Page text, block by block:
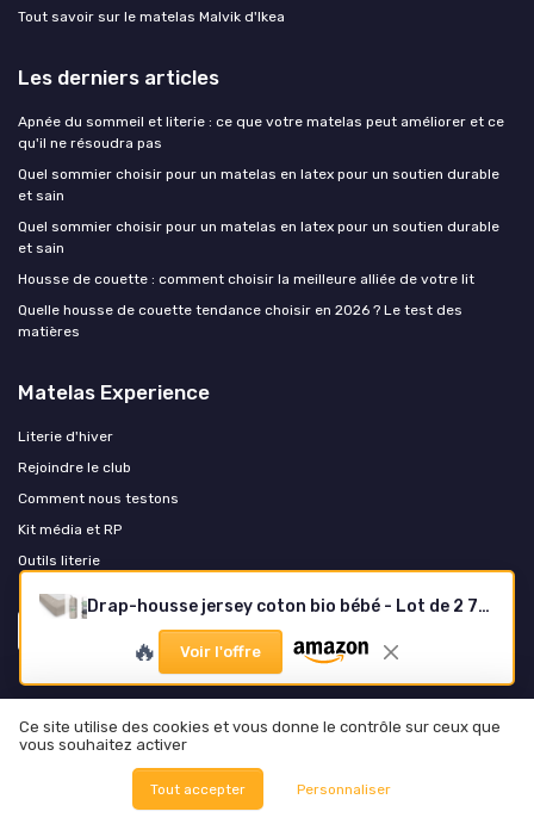
Drap-housse jersey coton bio bébé - Lot de 2 70 x 140 cm
🔥 Voir l'offre
Tout savoir sur le matelas Malvik d'Ikea
Les derniers articles
Apnée du sommeil et literie : ce que votre matelas peut améliorer et ce
qu'il ne résoudra pas
Quel sommier choisir pour un matelas en latex pour un soutien durable
et sain
Quel sommier choisir pour un matelas en latex pour un soutien durable
et sain
Housse de couette : comment choisir la meilleure alliée de votre lit
Quelle housse de couette tendance choisir en 2026 ? Le test des
matières
Matelas Experience
Literie d'hiver
Rejoindre le club
Comment nous testons
Kit média et RP
Outils literie
Mentions légales Politique de confidentialité
Enquête 2025 sur les matelas
À propos
Méthodologie
Nos outils pratiques
Ce site utilise des cookies et vous donne le contrôle sur ceux que
vous souhaitez activer
Tout accepter Personnaliser